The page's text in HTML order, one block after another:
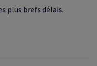
plus brefs délais.